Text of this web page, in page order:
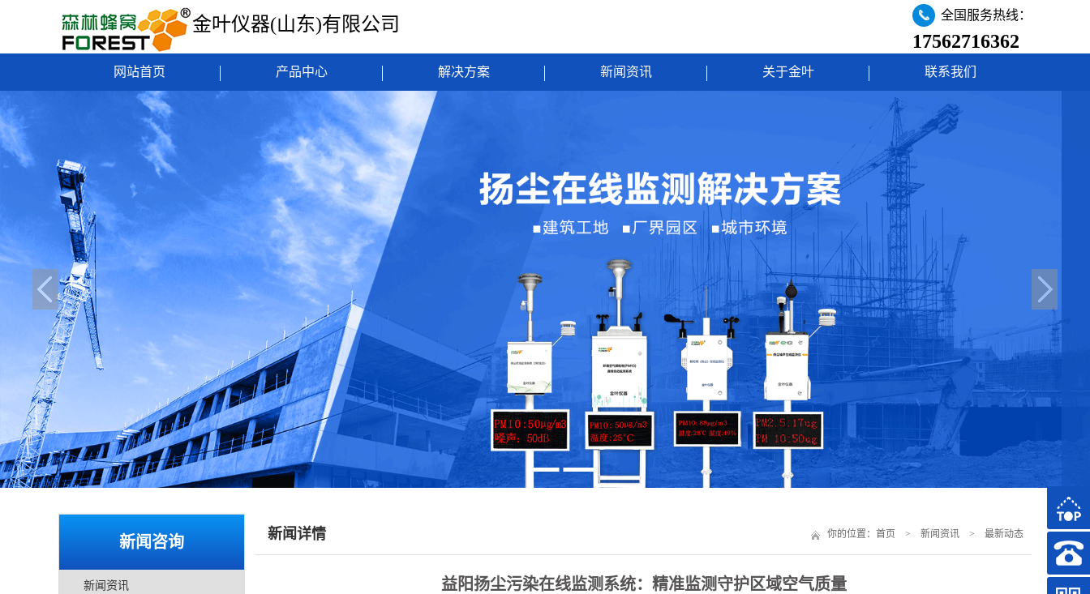
金叶仪器(山东)有限公司 全国服务热线：
17562716362
网站首页 产品中心 解决方案 新闻资讯 关于金叶 联系我们
新闻咨询
新闻资讯
新闻详情 你的位置： 首页 > 新闻资讯 > 最新动态
益阳扬尘污染在线监测系统：精准监测守护区域空气质量